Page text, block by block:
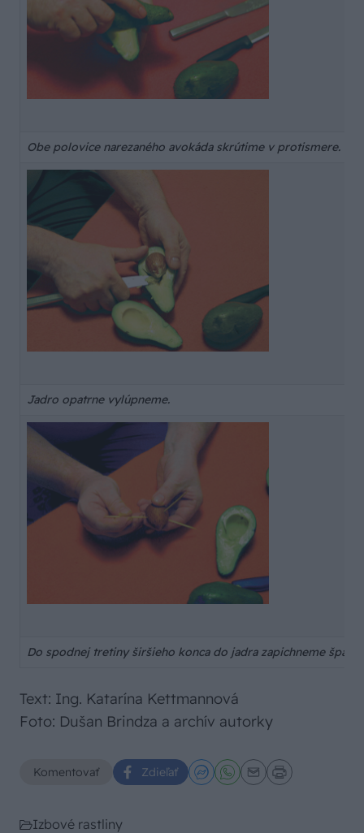
Obe polovice narezaného avokáda skrútime v protismere.
Jadro opatrne vylúpneme.
Do spodnej tretiny širšieho konca do jadra zapichneme
Text: Ing. Katarína Kettmannová
Foto: Dušan Brindza a archív autorky
Komentovať Zdieľať
Izbové rastliny